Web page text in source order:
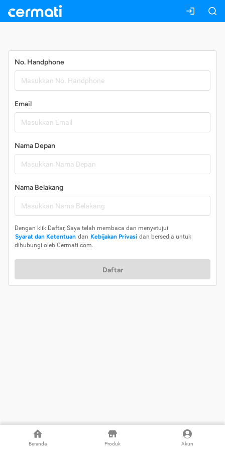
Beranda Produk Akun
No. Handphone
Email
Nama Depan
Nama Belakang
Dengan klik Daftar, Saya telah membaca dan menyetujui
Syarat dan Ketentuan dan Kebijakan Privasi dan bersedia untuk
dihubungi oleh Cermati.com.
Daftar